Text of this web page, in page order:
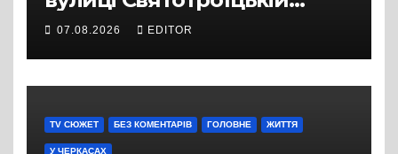
затягнувся порівняно із
Вулицю досі не відкрили
для руху
07.08.2026 EDITOR
TV СЮЖЕТ БЕЗ КОМЕНТАРІВ ГОЛОВНЕ ЖИТТЯ
У ЧЕРКАСАХ